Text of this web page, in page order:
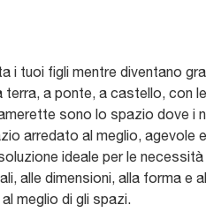
i tuoi figli mentre diventano
a ponte, a castello, con
sono lo spazio dove i
arredato al meglio, agevole
ideale per le
alle dimensioni, alla forma e
meglio di gli spazi.